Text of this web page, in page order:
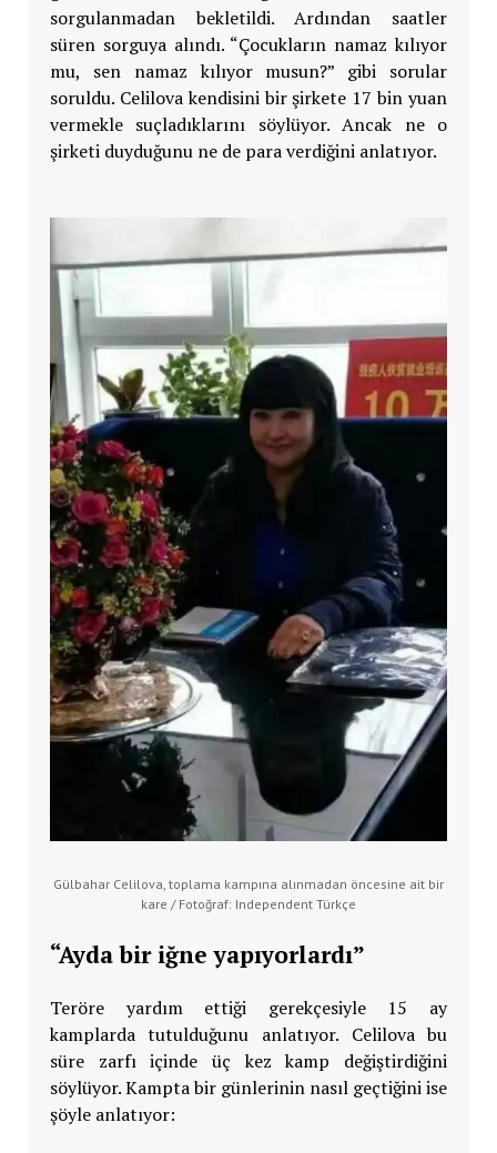
sorgulanmadan bekletildi. Ardından saatler
süren sorguya alındı. “Çocukların namaz kılıyor
mu, sen namaz kılıyor musun?” gibi sorular
soruldu. Celilova kendisini bir şirkete 17 bin yuan
vermekle suçladıklarını söylüyor. Ancak ne o
şirketi duyduğunu ne de para verdiğini anlatıyor.
Gülbahar Celilova, toplama kampına alınmadan öncesine ait bir
kare / Fotoğraf: Independent Türkçe
“Ayda bir iğne yapıyorlardı”
Teröre yardım ettiği gerekçesiyle 15 ay
kamplarda tutulduğunu anlatıyor. Celilova bu
süre zarfı içinde üç kez kamp değiştirdiğini
söylüyor. Kampta bir günlerinin nasıl geçtiğini ise
şöyle anlatıyor: